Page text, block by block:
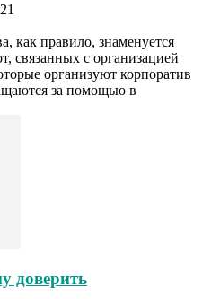
как правило, знаменуется
связанных с организацией
организуют корпоратив
за помощью в
доверить